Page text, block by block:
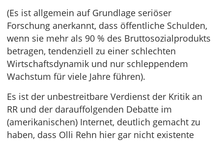
(Es ist allgemein auf Grundlage seriöser
Forschung anerkannt, dass öffentliche Schulden,
wenn sie mehr als 90 % des Bruttosozialprodukts
betragen, tendenziell zu einer schlechten
Wirtschaftsdynamik und nur schleppendem
Wachstum für viele Jahre führen).
Es ist der unbestreitbare Verdienst der Kritik an
RR und der darauffolgenden Debatte im
(amerikanischen) Internet, deutlich gemacht zu
haben, dass Olli Rehn hier gar nicht existente